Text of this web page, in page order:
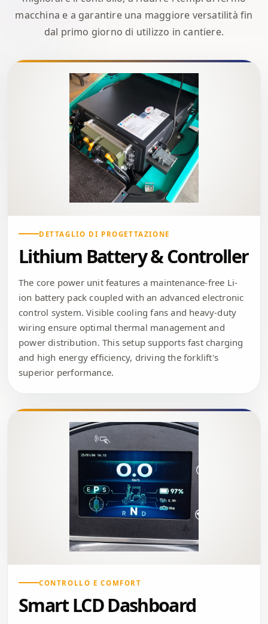
macchina e a garantire una maggiore versatilità fin
dal primo giorno di utilizzo in cantiere.
DETTAGLIO DI PROGETTAZIONE
Lithium Battery & Controller
The core power unit features a maintenance-free Li-
ion battery pack coupled with an advanced electronic
control system. Visible cooling fans and heavy-duty
wiring ensure optimal thermal management and
power distribution. This setup supports fast charging
and high energy efficiency, driving the forklift's
superior performance.
CONTROLLO E COMFORT
Smart LCD Dashboard